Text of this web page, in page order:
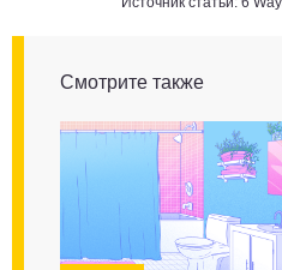
Смотрите также